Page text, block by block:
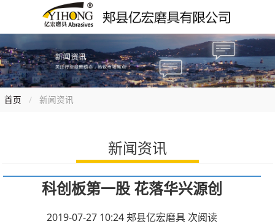
首页 新闻资讯
新闻资讯
科创板第一股 花落华兴源创
2019-07-27 10:24 郏县亿宏磨具 次阅读